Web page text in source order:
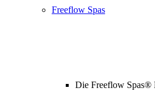
Freeflow Spas
Die Freeflow Spas®